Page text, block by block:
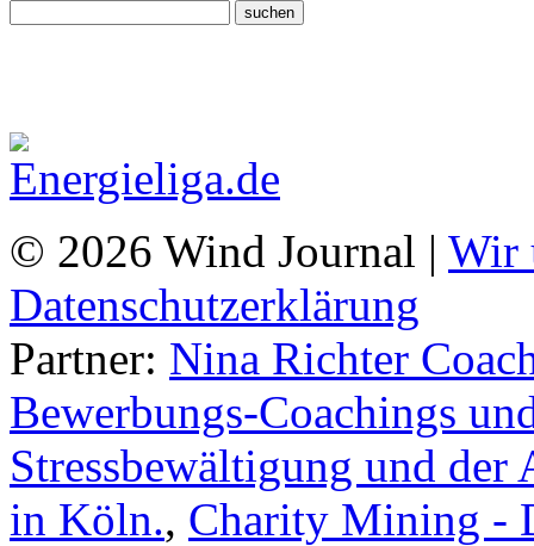
© 2026 Wind Journal | Wir
Datenschutzerklärung
Partner: Nina Richter
Bewerbungs-Coachings
Stressbewältigung und
in Köln., Charity Mining -